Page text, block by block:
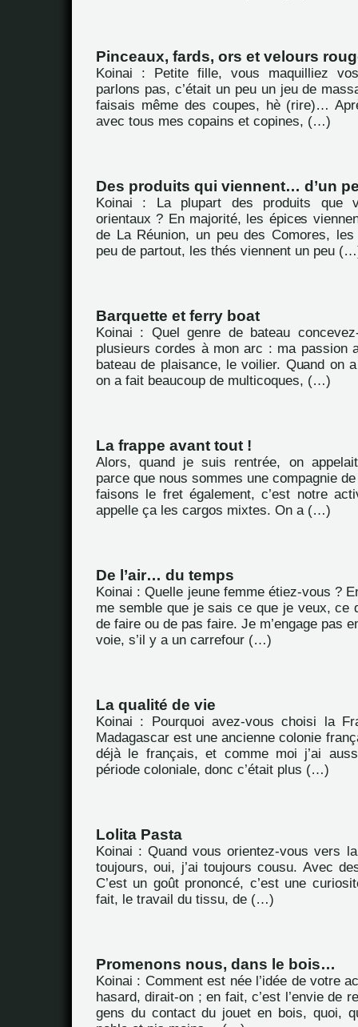
Pinceaux, fards, ors et velours
Koinai : Petite fille, vous maquilliez
parlons pas, c’était un peu un jeu de
faisais même des coupes, hè (rire)…
avec tous mes copains et copines, (…)
Des produits qui viennent… d’un
Koinai : La plupart des produits que
orientaux ? En majorité, les épices
de La Réunion, un peu des Comores,
peu de partout, les thés viennent un peu
Barquette et ferry boat
Koinai : Quel genre de bateau
plusieurs cordes à mon arc : ma passion
bateau de plaisance, le voilier. Quand on
on a fait beaucoup de multicoques, (…)
La frappe avant tout !
Alors, quand je suis rentrée, on
parce que nous sommes une compagnie
faisons le fret également, c’est notre
appelle ça les cargos mixtes. On a (…)
De l’air… du temps
Koinai : Quelle jeune femme étiez-vous ?
me semble que je sais ce que je veux, ce
de faire ou de pas faire. Je m’engage pas
voie, s’il y a un carrefour (…)
La qualité de vie
Koinai : Pourquoi avez-vous choisi la
Madagascar est une ancienne colonie
déjà le français, et comme moi j’ai
période coloniale, donc c’était plus (…)
Lolita Pasta
Koinai : Quand vous orientez-vous vers
toujours, oui, j’ai toujours cousu. Avec
C’est un goût prononcé, c’est une
fait, le travail du tissu, de (…)
Promenons nous, dans le bois…
Koinai : Comment est née l’idée de votre
hasard, dirait-on ; en fait, c’est l’envie de
gens du contact du jouet en bois, quoi,